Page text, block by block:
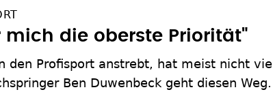
die oberste Priorität"
den Profisport anstrebt, hat meist nicht viel
Ben Duwenbeck geht diesen Weg.